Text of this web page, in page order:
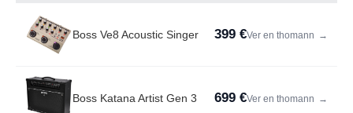
Boss Ve8 Acoustic Singer 399 €Ver en thomann →
Boss Katana Artist Gen 3 699 €Ver en thomann →